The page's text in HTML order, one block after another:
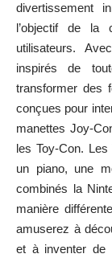
divertissement
l’objectif de la
utilisateurs.
inspirés de
transformer des
conçues pour
manettes Joy-
les Toy-Con.
un piano, une
combinés la
manière
amuserez à
et à inventer de